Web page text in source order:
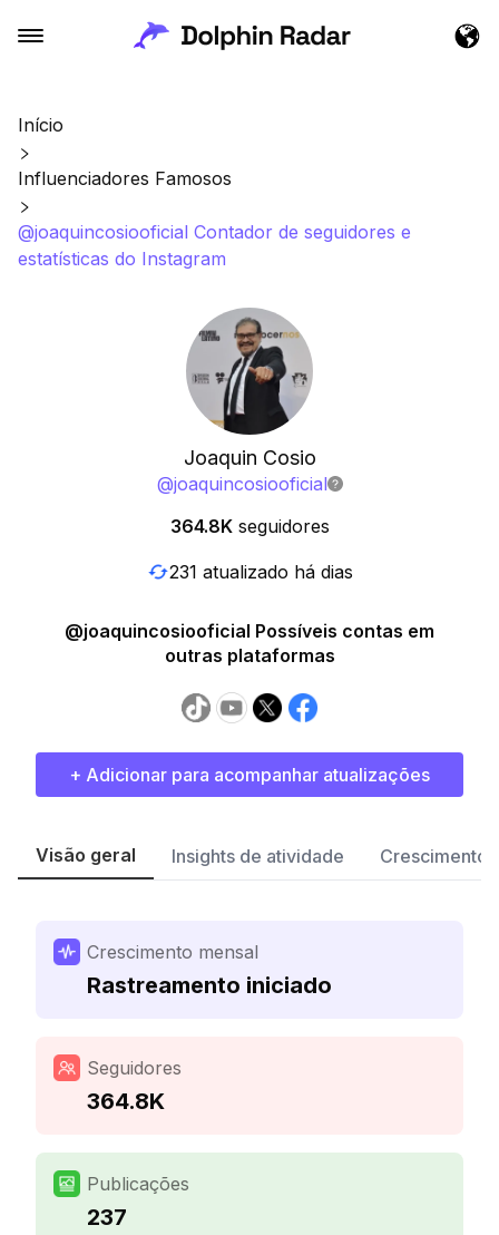
Início
Influenciadores Famosos
@joaquincosiooficial Contador de seguidores e
estatísticas do Instagram
Joaquin Cosio
@joaquincosiooficial
364.8K seguidores
231 atualizado há dias
@joaquincosiooficial Possíveis contas em
outras plataformas
+ Adicionar para acompanhar atualizações
Visão geral Insights de atividade Crescimento
Crescimento mensal
Rastreamento iniciado
Seguidores
364.8K
Publicações
237